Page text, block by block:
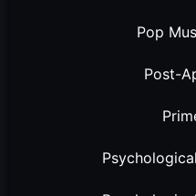
Pop
Post-